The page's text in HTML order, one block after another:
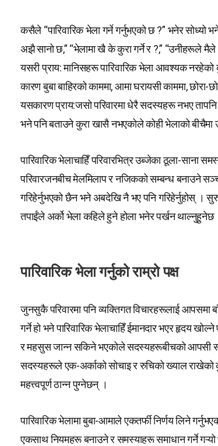
कसैले “पारिवारिक भेला गर्ने गर्नुभएको छ ?” भनेर सोध्यो
अझै सानो छ,” “भेलामा खै के कुरा गर्ने र ?,” “उनीहरूले मैले
यसरी प्राय: मानिसहरू पारिवारिक भेला आवश्यक
कारण बुबा बाहिरको काममा, आमा घरायसी काममा,
यसकारण प्राय:जसो परिवारमा धेरै सदस्यहरू नभए तापनि
भने पनि बताउने कुरा खासै नभएकोले कोही भेलाको बीचैमा
पारिवारिक भेलाचाहिँ परिवारभित्र उब्जेका ठूला-साना
परिवारजनबीच मेलमिलाप र नजिकको सम्बन्ध बनाउने
गरिहेर्नुभएको छैन भने अबदेखि नै भए पनि गरिहेर्नुहोस् ।
तपाईंले अर्को भेला कहिले हुने होला भनेर पर्खन थाल्नुहुनेछ
पारिवारिक भेला गर्नुको राम्रो पक्ष
जुनसुकै परिवारमा पनि व्यक्तिगत विचारहरूलाई आपसमा
गर्ने हो भने पारिवारिक भेलाचाहिँ ईमानदार भएर हृदय
र महसुस जान्न सकिने भएकोले सदस्यहरूबीचको आपसी
सदस्यहरूले एक-अर्काको सोचाइ र रुचिको ख्याल राखेको
महत्त्वपूर्ण ठान्न पुग्नेछन् ।
पारिवारिक भेलामा बुबा-आमाले एकतर्फी निर्णय लिने
एकसाथ नियमहरू बनाउने र समस्याहरू समाधान गर्ने